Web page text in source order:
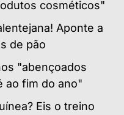
cosméticos"
Aponte a
de pão
"abençoados
ao fim do ano"
Eis o treino